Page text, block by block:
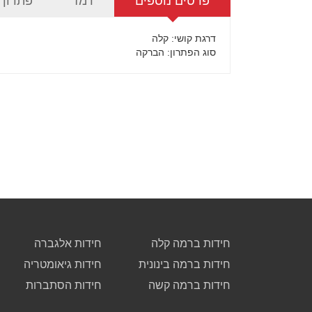
דרגת קושי: קלה
סוג הפתרון: הברקה
חידות ברמה קלה
חידות ברמה בינונית
חידות ברמה קשה
חידות אלגברה
חידות גיאומטריה
חידות הסתברות